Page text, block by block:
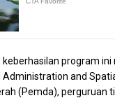
keberhasilan program
Administration and
(Pemda), perguruan